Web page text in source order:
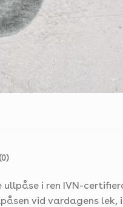
i ren IVN-
vid vardagens